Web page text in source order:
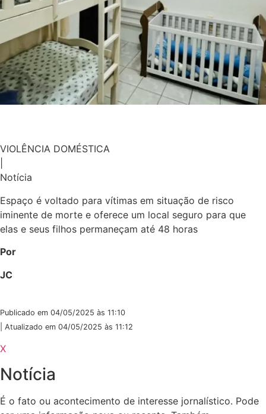
VIOLÊNCIA DOMÉSTICA
Notícia
Espaço é voltado para vítimas em situação de risco
iminente de morte e oferece um local seguro para que
elas e seus filhos permaneçam até 48 horas
Por
JC
Publicado em 04/05/2025 às 11:10
| Atualizado em 04/05/2025 às 11:12
X
Notícia
É o fato ou acontecimento de interesse jornalístico. Pode